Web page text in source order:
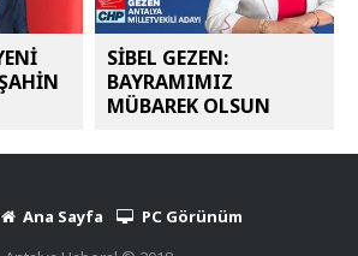
SİBEL GEZEN:
BAYRAMIMIZ
MÜBAREK OLSUN
Ana Sayfa
PC Görünüm